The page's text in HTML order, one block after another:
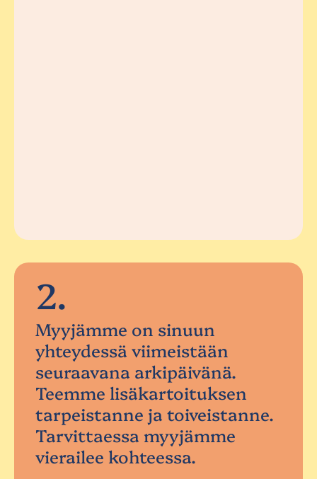
2.
Myyjämme on sinuun
yhteydessä viimeistään
seuraavana arkipäivänä.
Teemme lisäkartoituksen
tarpeistanne ja toiveistanne.
Tarvittaessa myyjämme
vierailee kohteessa.